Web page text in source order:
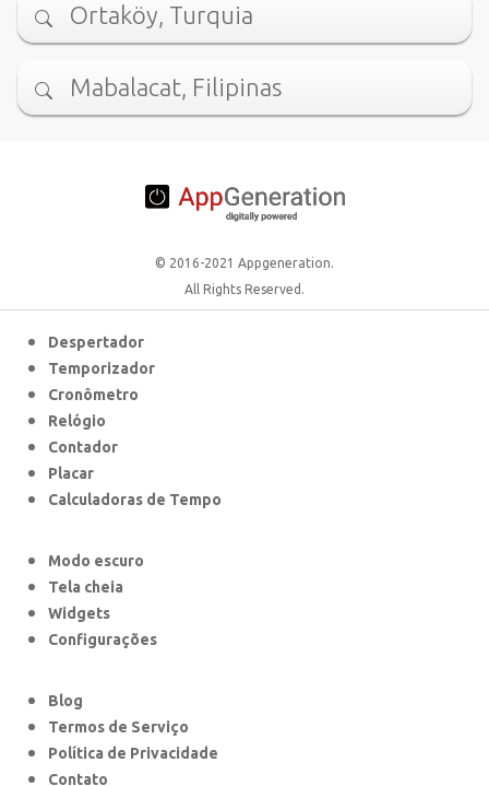
Ortaköy, Turquia
Mabalacat, Filipinas
© 2016-2021 Appgeneration.
All Rights Reserved.
Despertador
Temporizador
Cronômetro
Relógio
Contador
Placar
Calculadoras de Tempo
Modo escuro
Tela cheia
Widgets
Configurações
Blog
Termos de Serviço
Política de Privacidade
Contato